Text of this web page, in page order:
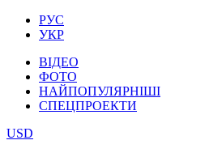
РУС
УКР
ВІДЕО
ФОТО
НАЙПОПУЛЯРНІШІ
СПЕЦПРОЕКТИ
USD